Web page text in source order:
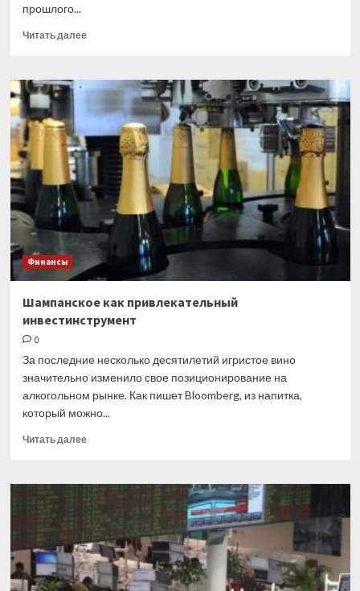
прошлого...
Читать далееПрочитать
У кого
занимать?
Внешний
России
упал
до минимума
Финансы
Шампанское как привлекательный
инвестинструмент
0
За последние несколько десятилетий игристое вино
значительно изменило свое позиционирование на
алкогольном рынке. Как пишет Bloomberg, из напитка,
который можно...
Читать далееПрочитать
Шампанское
как
привлекательный
инвестинструмент